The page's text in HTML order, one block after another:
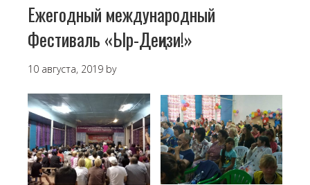
Ежегодный международный
Фестиваль «Ыр-Деңизи!»
10 августа, 2019 by